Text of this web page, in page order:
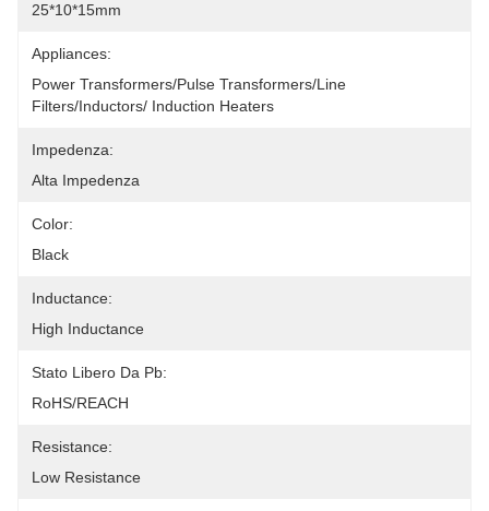
25*10*15mm
Appliances:
Power Transformers/pulse Transformers/line
Filters/inductors/ Induction Heaters
Impedenza:
Alta Impedenza
Color:
Black
Inductance:
High Inductance
Stato Libero Da Pb:
RoHS/REACH
Resistance:
Low Resistance